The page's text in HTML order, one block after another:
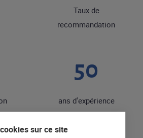
Taux de
recommandation
50
ans d'expérience
sur ce site